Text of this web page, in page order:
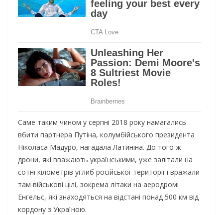
Саме таким чином у серпні 2018 року намагались
вбити партнера Путіна, колумбійського президента
Ніколаса Мадуро, нагадала Латиніна. До того ж
дрони, які вважають українськими, уже залітали на
сотні кілометрів углиб російської території і вражали
там військові цілі, зокрема літаки на аеродромі
Енгельс, які знаходяться на відстані понад 500 км від
кордону з Україною.